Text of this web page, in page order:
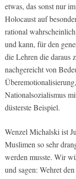
etwas, das sonst nur
Holocaust auf
rational
und kann, für den
die Lehren die daraus
nachgereicht von
Nationalsozialismus
düsterste Beispiel.
Wenzel Michalski ist
Muslimen so sehr
werden musste. Wir
und sagen: Wehret